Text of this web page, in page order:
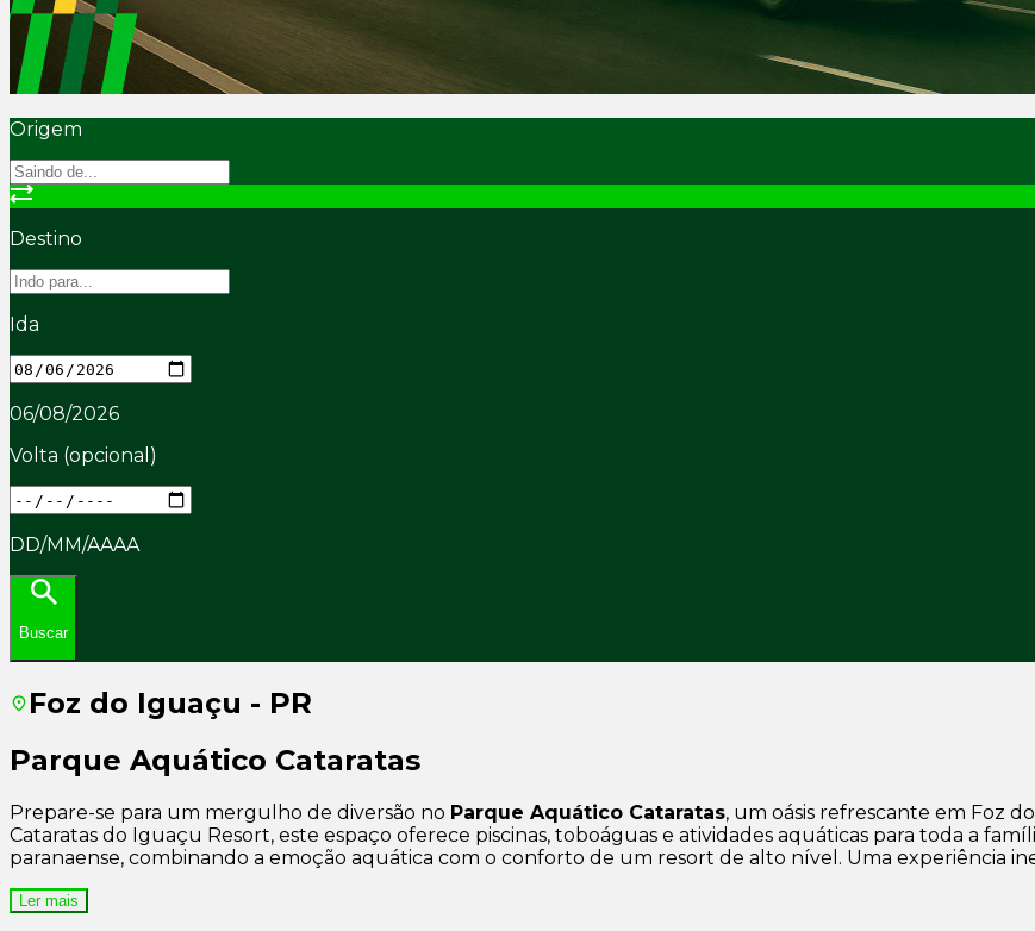
Origem
Destino
Ida
06/08/2026
Volta (opcional)
DD/MM/AAAA
Buscar
Foz do Iguaçu - PR
Parque Aquático Cataratas
Prepare-se para um mergulho de diversão no Parque Aquático Cataratas, um oásis refrescante em Foz
Cataratas do Iguaçu Resort, este espaço oferece piscinas, toboáguas e atividades aquáticas para toda a
paranaense, combinando a emoção aquática com o conforto de um resort de alto nível. Uma experiência
Ler mais